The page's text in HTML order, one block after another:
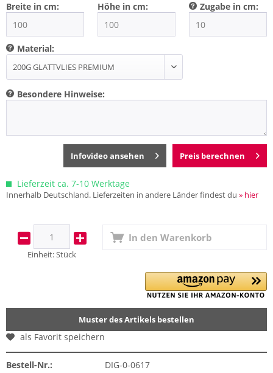
Breite in cm: Höhe in cm: Zugabe in cm:
Material:
Besondere Hinweise:
Preis berechnen
Infovideo ansehen
Lieferzeit ca. 7-10 Werktage
Innerhalb Deutschland. Lieferzeiten in andere Länder findest du » hier
Einheit:Stück
In den Warenkorb
Muster des Artikels bestellen
als Favorit speichern
Bestell-Nr.:
DIG-0-0617